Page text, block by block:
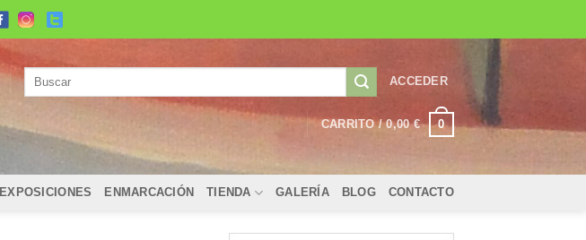
ACCEDER
CARRITO /0,00€ 0
EXPOSICIONES ENMARCACIÓN TIENDA GALERÍA BLOG CONTACTO